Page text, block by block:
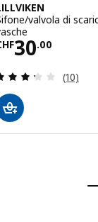
valvola di
30.00
(10)